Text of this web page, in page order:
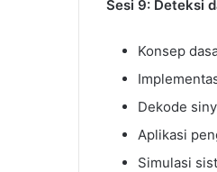
Sesi 9: Deteksi
Konsep
Dekode
Aplikasi
Simulasi